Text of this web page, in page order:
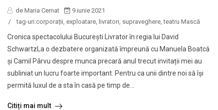
de Maria Cernat
9 iunie 2021
/
tag-uri:corporații, exploatare, livratori, supraveghere,teatru Mască
Cronica spectacolului București Livrator în regia lui David
SchwartzLa o dezbatere organizată împreună cu Manuela Boatcă
și Camil Pârvu despre munca precară anul trecut invitații mei au
subliniat un lucru foarte important. Pentru ca unii dintre noi să își
permită luxul de a sta în casă pe timp de...
Citiți mai mult